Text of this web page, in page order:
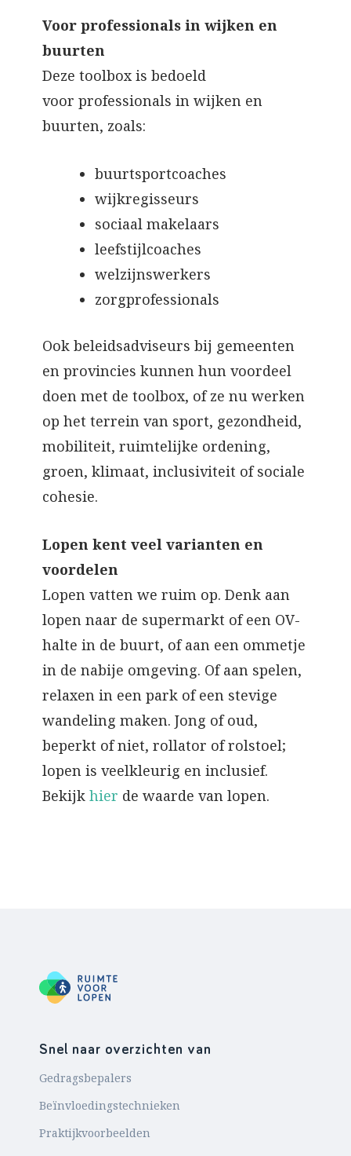
Voor professionals in wijken en
buurten
Deze toolbox is bedoeld
voor professionals in wijken en
buurten, zoals:
buurtsportcoaches
wijkregisseurs
sociaal makelaars
leefstijlcoaches
welzijnswerkers
zorgprofessionals
Ook beleidsadviseurs bij gemeenten
en provincies kunnen hun voordeel
doen met de toolbox, of ze nu werken
op het terrein van sport, gezondheid,
mobiliteit, ruimtelijke ordening,
groen, klimaat, inclusiviteit of sociale
cohesie.
Lopen kent veel varianten en
voordelen
Lopen vatten we ruim op. Denk aan
lopen naar de supermarkt of een OV-
halte in de buurt, of aan een ommetje
in de nabije omgeving. Of aan spelen,
relaxen in een park of een stevige
wandeling maken. Jong of oud,
beperkt of niet, rollator of rolstoel;
lopen is veelkleurig en inclusief.
Bekijk hier de waarde van lopen.
Snel naar overzichten van
Gedragsbepalers
Beïnvloedingstechnieken
Praktijkvoorbeelden